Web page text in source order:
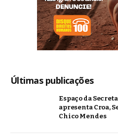
Últimas publicações
Espaço da
apresenta Croa,
Chico Mendes